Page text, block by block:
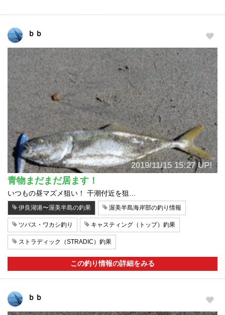
ｂｂ
2019/11/15 15:27 UP!
青物まだまだ居ます！
いつもの昼マズメ狙い！ 干潮付近を狙…
伊良湖港〜渥美半島の釣果 渥美半島海岸部の釣り情報
ツバス・ワカシ釣り キャスティング（トップ）釣果
ストラディック（STRADIC）釣果
この釣り情報の詳細をみる
ｂｂ